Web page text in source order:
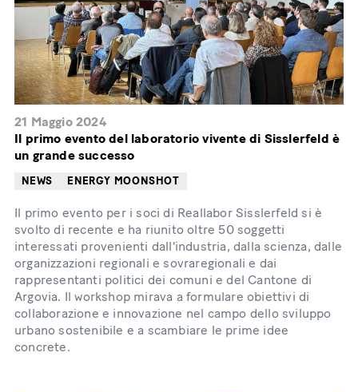
21 Maggio 2024
Il primo evento del laboratorio vivente di Sisslerfeld è
un grande successo
NEWS ENERGY MOONSHOT
Il primo evento per i soci di Reallabor Sisslerfeld si è
svolto di recente e ha riunito oltre 50 soggetti
interessati provenienti dall'industria, dalla scienza, dalle
organizzazioni regionali e sovraregionali e dai
rappresentanti politici dei comuni e del Cantone di
Argovia. Il workshop mirava a formulare obiettivi di
collaborazione e innovazione nel campo dello sviluppo
urbano sostenibile e a scambiare le prime idee
concrete.